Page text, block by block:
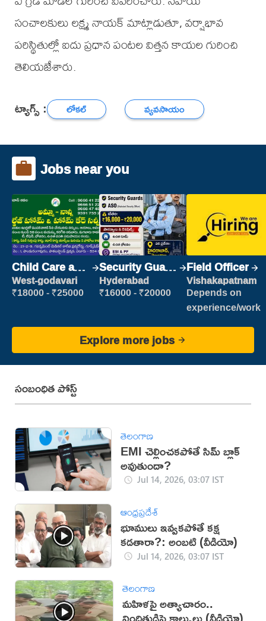
సంచాలకులు లక్ష్మ నాయక్ మాట్లాడుతూ, వర్షాభావ
పరిస్థితుల్లో ఐదు ప్రధాన పంటల విత్తన కాయల గురించి
తెలియజేశారు.
ట్యాగ్స్ : లోకల్ వ్యవసాయం
Jobs near you
Child Care and
Patient care
West-godavari
₹18000 - ₹25000
Security Guard
(Security)
Hyderabad
₹16000 - ₹20000
Field Officer
Vishakapatnam
Depends on
experience/work
Explore more jobs
సంబంధిత పోస్ట్
తెలంగాణ
EMI చెల్లించకపోతే సిమ్ బ్లాక్
అవుతుందా?
Jul 14, 2026, 03:07 IST
ఆంధ్రప్రదేశ్
భూములు ఇవ్వకపోతే కక్ష
కడతారా?: అంబటి (వీడియో)
Jul 14, 2026, 03:07 IST
తెలంగాణ
మహిళపై అత్యాచారం..